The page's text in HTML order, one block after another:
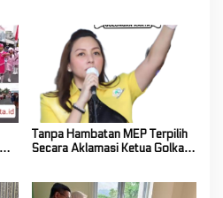
Kerja Tahun 2026
Tanpa Hambatan MEP Terpilih
Secara Aklamasi Ketua Golkar